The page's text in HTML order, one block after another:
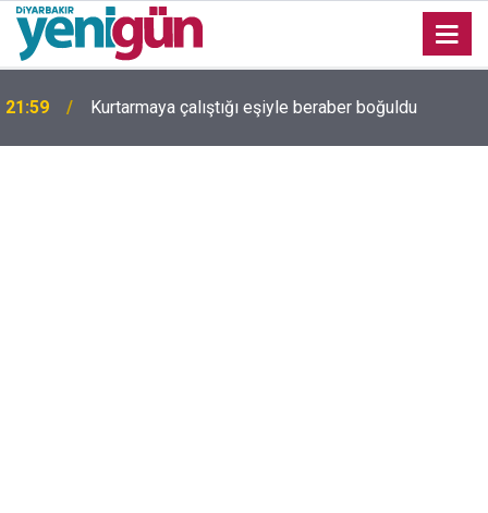
21:59 Kurtarmaya çalıştığı eşiyle beraber boğuldu